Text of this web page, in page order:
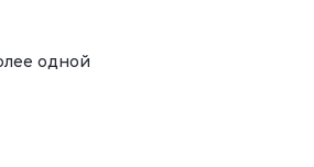
одной